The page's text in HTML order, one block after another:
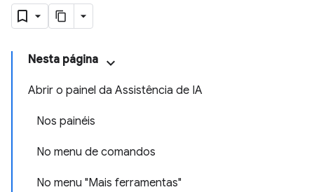
Nesta página
Abrir o painel da Assistência de IA
Nos painéis
No menu de comandos
No menu "Mais ferramentas"